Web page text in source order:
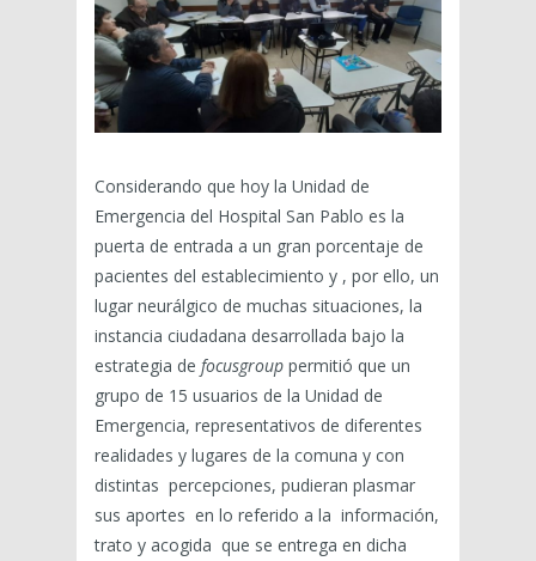
Considerando que hoy la Unidad de
Emergencia del Hospital San Pablo es la
puerta de entrada a un gran porcentaje de
pacientes del establecimiento y , por ello, un
lugar neurálgico de muchas situaciones, la
instancia ciudadana desarrollada bajo la
estrategia de focusgroup permitió que un
grupo de 15 usuarios de la Unidad de
Emergencia, representativos de diferentes
realidades y lugares de la comuna y con
distintas percepciones, pudieran plasmar
sus aportes en lo referido a la información,
trato y acogida que se entrega en dicha